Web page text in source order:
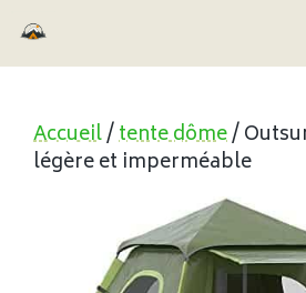
au
contenu
Accueil/tente dôme/
légère et imperméable